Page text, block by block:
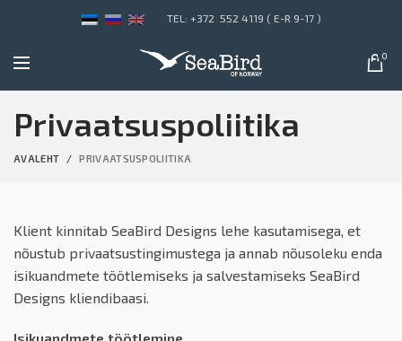
TEL: +372 552 4119 ( E-R 9-17 )
0
Privaatsuspoliitika
AVALEHT PRIVAATSUSPOLIITIKA
Klient kinnitab SeaBird Designs lehe kasutamisega, et
nõustub privaatsustingimustega ja annab nõusoleku enda
isikuandmete töötlemiseks ja salvestamiseks SeaBird
Designs kliendibaasi.